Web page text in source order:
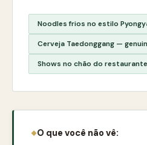
Noodles frios no estilo
Cerveja Taedonggang —
Shows no chão do
O que você não vê: